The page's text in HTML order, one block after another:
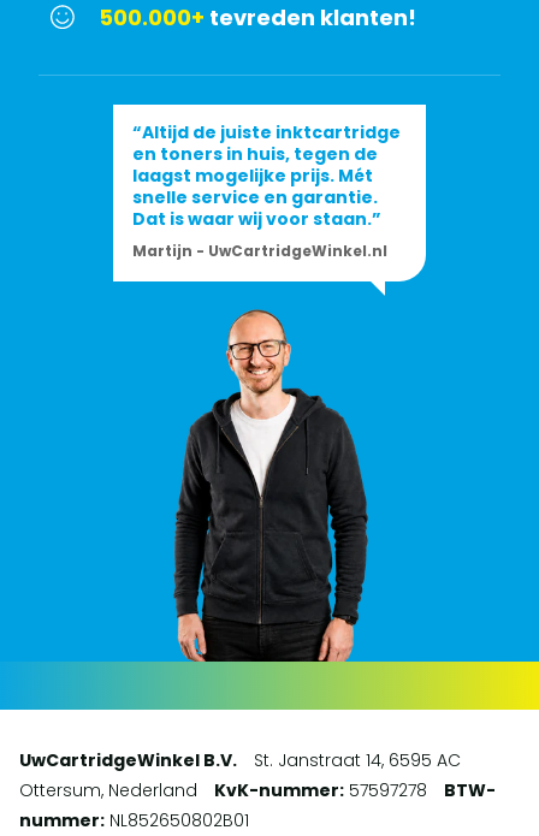
500.000+ tevreden klanten!
“Altijd de juiste inktcartridge
en toners in huis, tegen de
laagst mogelijke prijs. Mét
snelle service en garantie.
Dat is waar wij voor staan.”
Martijn - UwCartridgeWinkel.nl
UwCartridgeWinkel B.V.
St. Janstraat 14, 6595 AC
Ottersum, Nederland
KvK-nummer: 57597278
BTW-
nummer: NL852650802B01